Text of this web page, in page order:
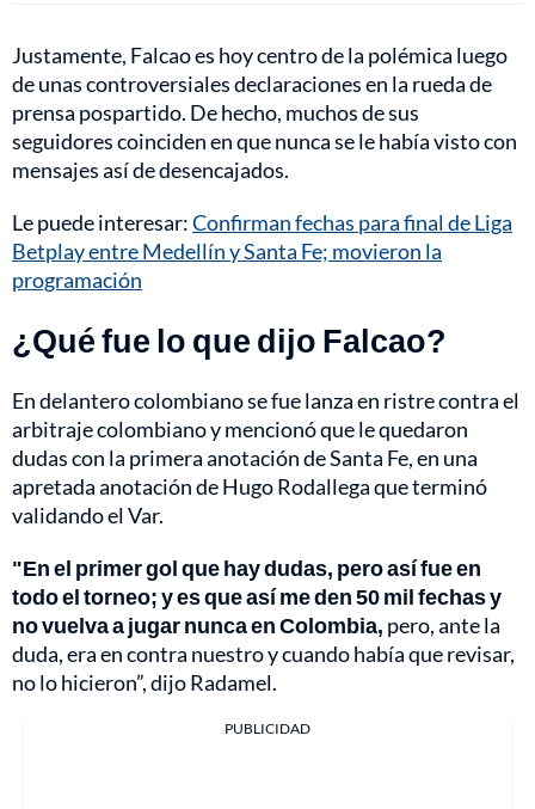
Justamente, Falcao es hoy centro de la polémica luego
de unas controversiales declaraciones en la rueda de
prensa pospartido. De hecho, muchos de sus
seguidores coinciden en que nunca se le había visto con
mensajes así de desencajados.
Le puede interesar:Confirman fechas para final de Liga
Betplay entre Medellín y Santa Fe; movieron la
programación
¿Qué fue lo que dijo Falcao?
En delantero colombiano se fue lanza en ristre contra el
arbitraje colombiano y mencionó que le quedaron
dudas con la primera anotación de Santa Fe, en una
apretada anotación de Hugo Rodallega que terminó
validando el Var.
"En el primer gol que hay dudas, pero así fue en
todo el torneo; y es que así me den 50 mil fechas y
no vuelva a jugar nunca en Colombia, pero, ante la
duda, era en contra nuestro y cuando había que revisar,
no lo hicieron”, dijo Radamel.
PUBLICIDAD